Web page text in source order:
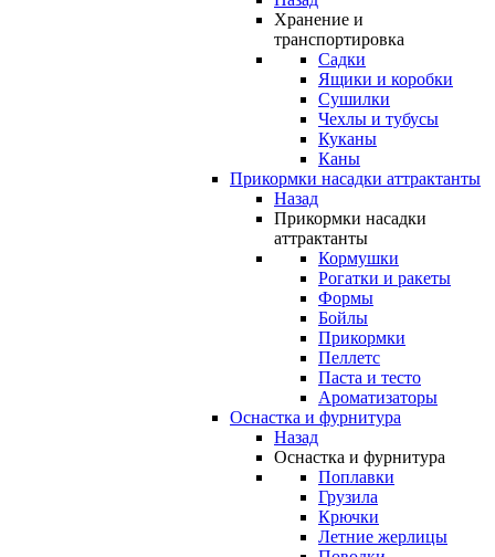
Хранение и
транспортировка
Садки
Ящики и коробки
Сушилки
Чехлы и тубусы
Куканы
Каны
Прикормки насадки аттрактанты
Назад
Прикормки насадки
аттрактанты
Кормушки
Рогатки и ракеты
Формы
Бойлы
Прикормки
Пеллетс
Паста и тесто
Ароматизаторы
Оснастка и фурнитура
Назад
Оснастка и фурнитура
Поплавки
Грузила
Крючки
Летние жерлицы